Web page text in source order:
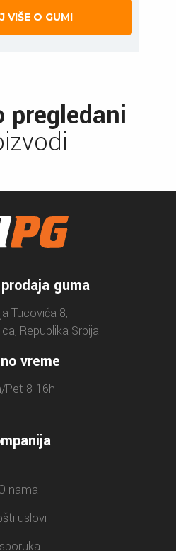
VIŠE O GUMI
pregledani
guma
Tucovića 8,
Republika Srbija.
vreme
Pet 8-16h
nama
uslovi